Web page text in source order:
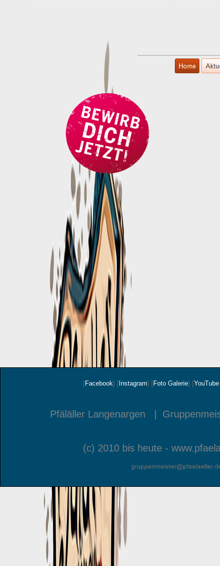
Pfäläller Langenargen |
(c) 2010 bis heute -
[Facebook] [ Instagram] [Foto Galerie] [